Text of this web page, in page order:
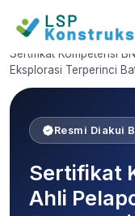
Home
Sertifikat Kompetensi
Eksplorasi Terperinci
Resmi Diakui
Sertifikat
Ahli